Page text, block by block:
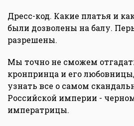
Дресс-код. Какие платья и
были дозволены на балу.
разрешены.
Мы точно не сможем
кронпринца и его
узнать все о самом
Российской империи -
императрицы.